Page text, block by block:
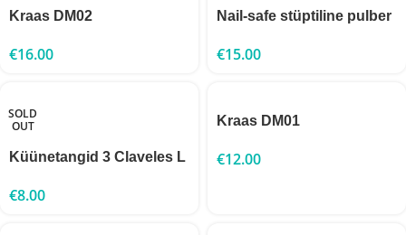
Kraas DM02
€16.00
Nail-safe stüptiline pulber
€15.00
SOLD
OUT
Küünetangid 3 Claveles L
€8.00
Kraas DM01
€12.00